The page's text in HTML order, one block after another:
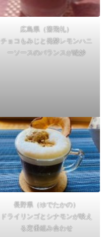
広島県（藩飛礼）
チョコもみじと発酵レモンハニ
ーソースのバランスが絶妙
長野県（ゆでたかの）
ドライリンゴとシナモンが映え
る定番組み合わせ